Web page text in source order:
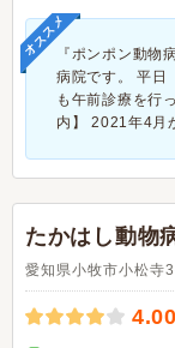
オススメ『ポンポン動物
病院です。 平日
も午前診療を行
内】 2021年4月
たかはし動物
愛知県小牧市小松寺
4.00